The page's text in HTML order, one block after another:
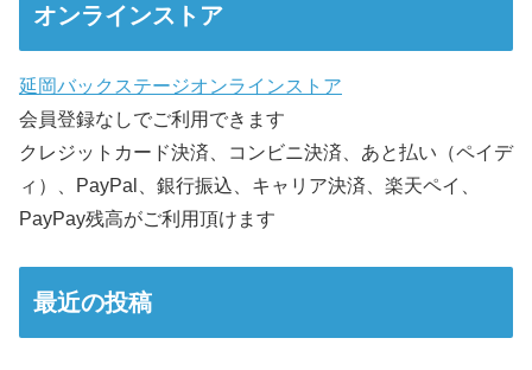
オンラインストア
延岡バックステージオンラインストア
会員登録なしでご利用できます
クレジットカード決済、コンビニ決済、あと払い（ペイデ
ィ）、PayPal、銀行振込、キャリア決済、楽天ペイ、
PayPay残高がご利用頂けます
最近の投稿